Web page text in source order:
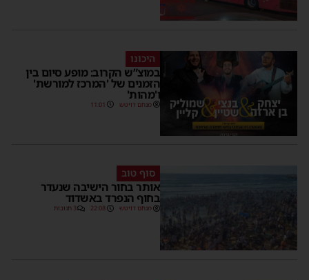
היכונו
במוצ”ש הקרוב: מופע סיום בין
הזמנים של 'המרכז למורשת'
ו'מהות'
מנחם דויטש 11:01
סוף טוב
אותר בחור הישיבה שנעדר
בחוף הנפרד באשדוד
מנחם דויטש 22:08 3 תגובות